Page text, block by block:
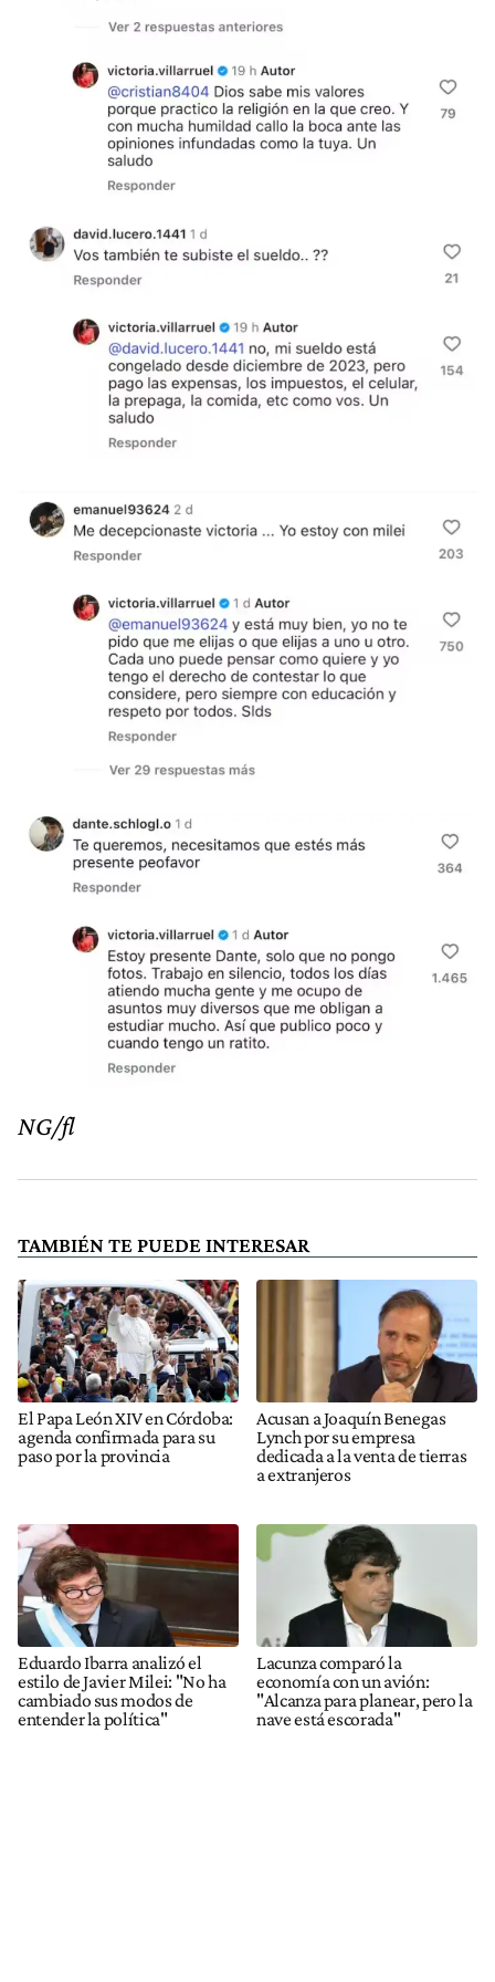
NG/fl
TAMBIÉN TE PUEDE INTERESAR
El Papa León XIV en Córdoba:
agenda confirmada para su
paso por la provincia
Acusan a Joaquín Benegas
Lynch por su empresa
dedicada a la venta de tierras
a extranjeros
Eduardo Ibarra analizó el
estilo de Javier Milei: "No ha
cambiado sus modos de
entender la política"
Lacunza comparó la
economía con un avión:
"Alcanza para planear, pero la
nave está escorada"